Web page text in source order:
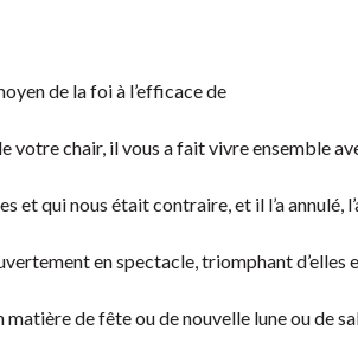
de la foi à l’efficace de
votre chair, il vous a fait vivre ensemble
qui nous était contraire, et il l’a annulé,
en spectacle, triomphant d’elles
matière de fête ou de nouvelle lune ou de